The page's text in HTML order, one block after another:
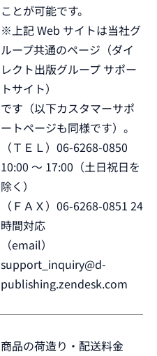
ことが可能です。
※上記 Web サイトは当社グ
ループ共通のページ（ダイ
レクト出版グループ サポー
トサイト）
です（以下カスタマーサポ
ートページも同様です）。
（ＴＥＬ）06-6268-0850
10:00 ～ 17:00（土日祝日を
除く）
（ＦＡＸ）06-6268-0851 24
時間対応
（email）
support_inquiry@d-
publishing.zendesk.com
商品の荷造り・配送料金